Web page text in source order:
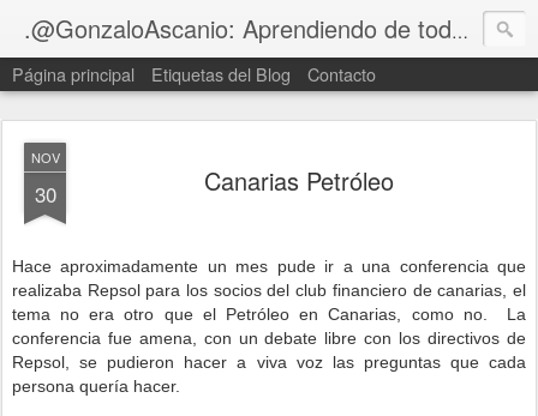
.@GonzaloAscanio: Aprendiendo de tod@s
Página principal Etiquetas del Blog Contacto
NOV
30 Canarias Petróleo
Hace aproximadamente un mes pude ir a una conferencia que
realizaba Repsol para los socios del club financiero de canarias, el
tema no era otro que el Petróleo en Canarias, como no. La
conferencia fue amena, con un debate libre con los directivos de
Repsol, se pudieron hacer a viva voz las preguntas que cada
persona quería hacer.